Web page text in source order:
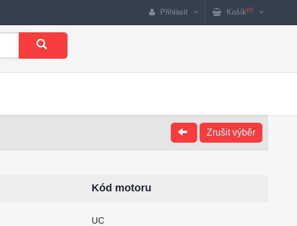
Přihlásit Košík(0)
Zrušit výběr
Kód motoru
UC